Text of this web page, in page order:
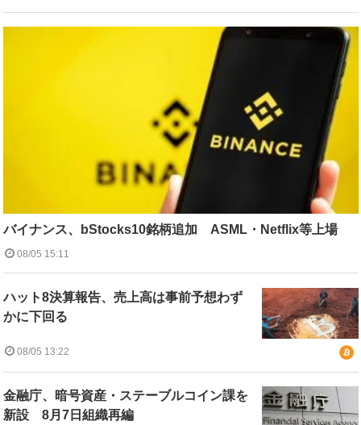
バイナンス、bStocks10銘柄追加 ASML・Netflix等上場
08/05 15:11
ハット8決算報告、売上高は事前予想わず
かに下回る
08/05 13:22
金融庁、暗号資産・ステーブルコイン課を
新設 8月7日組織再編